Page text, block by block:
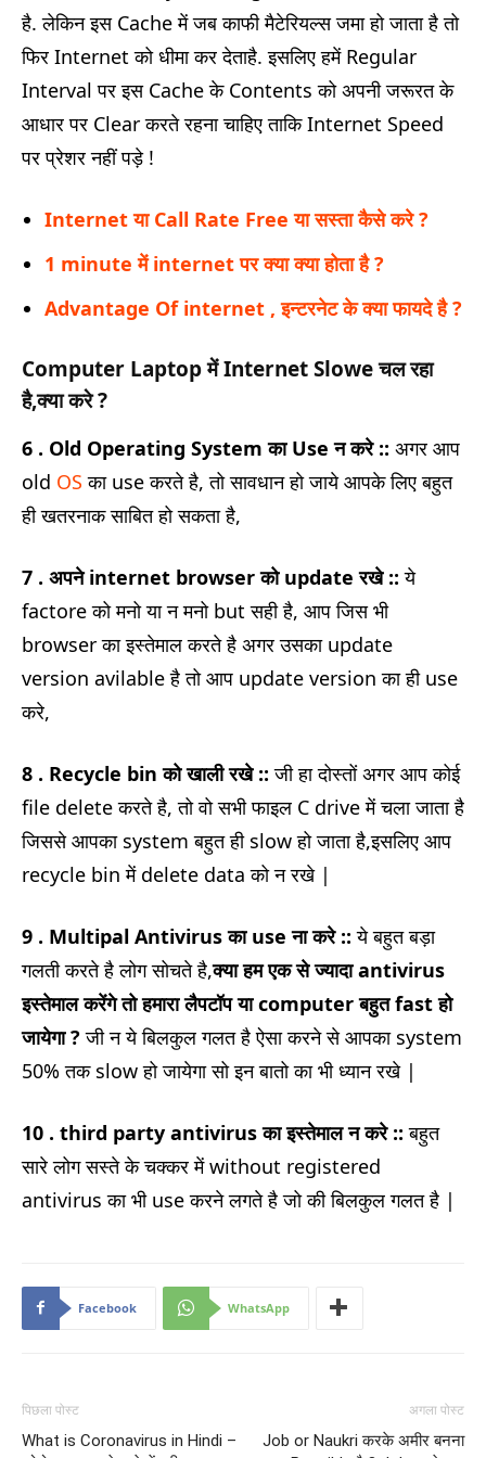
है. लेकिन इस Cache में जब काफी मैटेरियल्स जमा हो जाता है तो
फिर Internet को धीमा कर देताहै. इसलिए हमें Regular
Interval पर इस Cache के Contents को अपनी जरूरत के
आधार पर Clear करते रहना चाहिए ताकि Internet Speed
पर प्रेशर नहीं पड़े !
Internet या Call Rate Free या सस्ता कैसे करे ?
1 minute में internet पर क्या क्या होता है ?
Advantage Of internet , इन्टरनेट के क्या फायदे है ?
Computer Laptop मेंInternet Slowe चल रहा
है,क्या करे ?
6 . Old Operating System का Use न करे :: अगर आप
old OS का use करते है, तो सावधान हो जाये आपके लिए बहुत
ही खतरनाक साबित हो सकता है,
7 . अपने internet browser को update रखे :: ये
factore को मनो या न मनो but सही है, आप जिस भी
browser का इस्तेमाल करते है अगर उसका update
version avilable है तो आप update version का ही use
करे,
8 . Recycle bin को खाली रखे :: जी हा दोस्तों अगर आप कोई
file delete करते है, तो वो सभी फाइल C drive में चला जाता है
जिससे आपका system बहुत ही slow हो जाता है,इसलिए आप
recycle bin में delete data को न रखे |
9 . Multipal Antivirus का use ना करे :: ये बहुत बड़ा
गलती करते है लोग सोचते है,क्या हम एक से ज्यादा antivirus
इस्तेमाल करेंगे तो हमारा लैपटॉप या computer बहुत fast हो
जायेगा ? जी न ये बिलकुल गलत है ऐसा करने से आपका system
50% तक slow हो जायेगा सो इन बातो का भी ध्यान रखे |
10 . third party antivirus का इस्तेमाल न करे :: बहुत
सारे लोग सस्ते के चक्कर में without registered
antivirus का भी use करने लगते है जो की बिलकुल गलत है |
Facebook WhatsApp
पिछला पोस्ट
What is Coronavirus in Hindi –
अगला पोस्ट
Job or Naukri करके अमीर बनना